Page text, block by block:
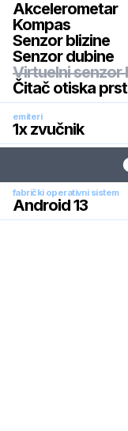
Akcelerometar
Kompas
Senzor blizine
Senzor dubine
Virtuelni senzor
Čitač otiska
emiteri
1x zvučnik
fabrički operativni sistem
Android 13